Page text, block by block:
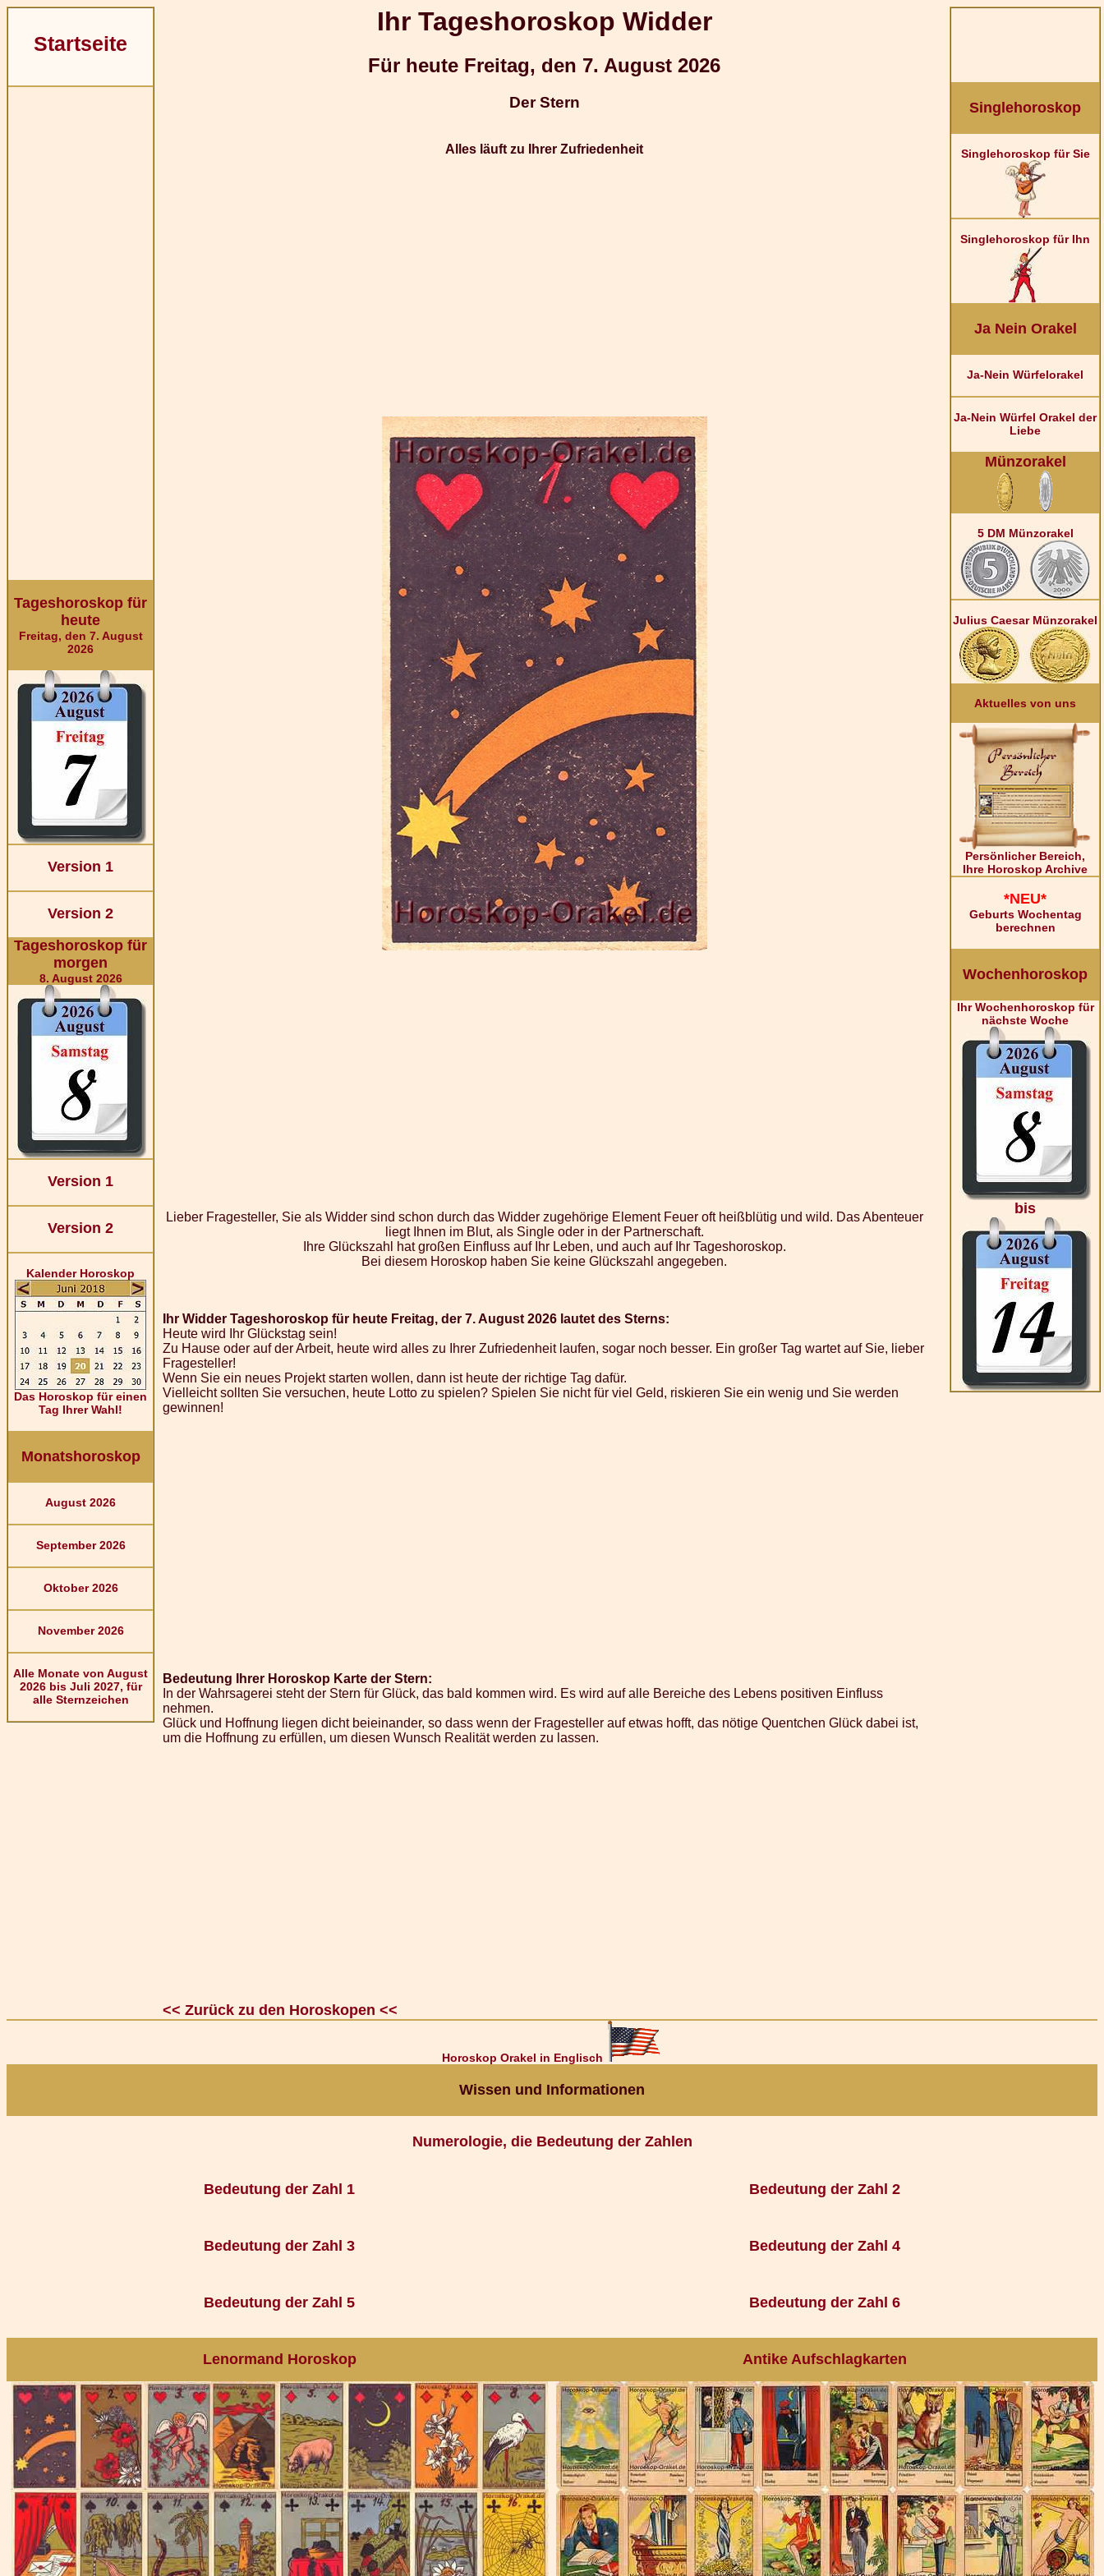
Startseite
Tageshoroskop für
heute
Freitag, den 7. August
2026
Version 1
Version 2
Tageshoroskop für
morgen
8. August 2026
Version 1
Version 2
Kalender Horoskop
Das Horoskop für einen
Tag Ihrer Wahl!
Monatshoroskop
August 2026
September 2026
Oktober 2026
November 2026
Alle Monate von August
2026 bis Juli 2027, für
alle Sternzeichen
Ihr Tageshoroskop Widder
Für heute Freitag, den 7. August 2026
Der Stern
Alles läuft zu Ihrer Zufriedenheit
Lieber Fragesteller, Sie als Widder sind schon durch das Widder zugehörige Element Feuer oft heißblütig und wild. Das Abenteuer
liegt Ihnen im Blut, als Single oder in der Partnerschaft.
Ihre Glückszahl hat großen Einfluss auf Ihr Leben, und auch auf Ihr Tageshoroskop.
Bei diesem Horoskop haben Sie keine Glückszahl angegeben.
Ihr Widder Tageshoroskop für heute Freitag, der 7. August 2026 lautet des Sterns:
Heute wird Ihr Glückstag sein!
Zu Hause oder auf der Arbeit, heute wird alles zu Ihrer Zufriedenheit laufen, sogar noch besser. Ein großer Tag wartet auf Sie, lieber
Fragesteller!
Wenn Sie ein neues Projekt starten wollen, dann ist heute der richtige Tag dafür.
Vielleicht sollten Sie versuchen, heute Lotto zu spielen? Spielen Sie nicht für viel Geld, riskieren Sie ein wenig und Sie werden
gewinnen!
Bedeutung Ihrer Horoskop Karte der Stern:
In der Wahrsagerei steht der Stern für Glück, das bald kommen wird. Es wird auf alle Bereiche des Lebens positiven Einfluss
nehmen.
Glück und Hoffnung liegen dicht beieinander, so dass wenn der Fragesteller auf etwas hofft, das nötige Quentchen Glück dabei ist,
um die Hoffnung zu erfüllen, um diesen Wunsch Realität werden zu lassen.
<< Zurück zu den Horoskopen <<
Singlehoroskop
Singlehoroskop für Sie
Singlehoroskop für Ihn
Ja Nein Orakel
Ja-Nein Würfelorakel
Ja-Nein Würfel Orakel der
Liebe
Münzorakel
5 DM Münzorakel
Julius Caesar Münzorakel
Aktuelles von uns
Persönlicher Bereich,
Ihre Horoskop Archive
*NEU*
Geburts Wochentag
berechnen
Wochenhoroskop
Ihr Wochenhoroskop für
nächste Woche
bis
Horoskop Orakel in Englisch
Wissen und Informationen
Numerologie, die Bedeutung der Zahlen
Bedeutung der Zahl 1
Bedeutung der Zahl 3
Bedeutung der Zahl 5
Bedeutung der Zahl 2
Bedeutung der Zahl 4
Bedeutung der Zahl 6
Lenormand Horoskop Antike Aufschlagkarten